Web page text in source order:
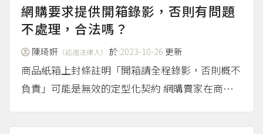
然其耳環分【夾戴】【針刺】應分開討論之 但現
有解釋之舉例個人衛...（more...）
網購要求提供開箱錄影，否則有問題
不處理，合法嗎？
陳琦姸 （認證法律人） 於 2023-10-26 更新
商品紙箱上封條註明「開箱請全程錄影，否則概不
負責」可能是無效的定型化契約 網購賣家在商品
責」，要求買家要全程錄影，否則不補件或不接受